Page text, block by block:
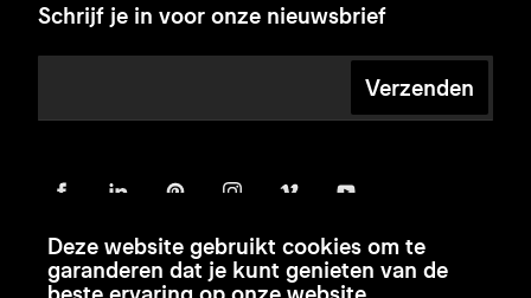
Schrijf je in voor onze nieuwsbrief
Verzenden
Deze website gebruikt cookies om te
garanderen dat je kunt genieten van de